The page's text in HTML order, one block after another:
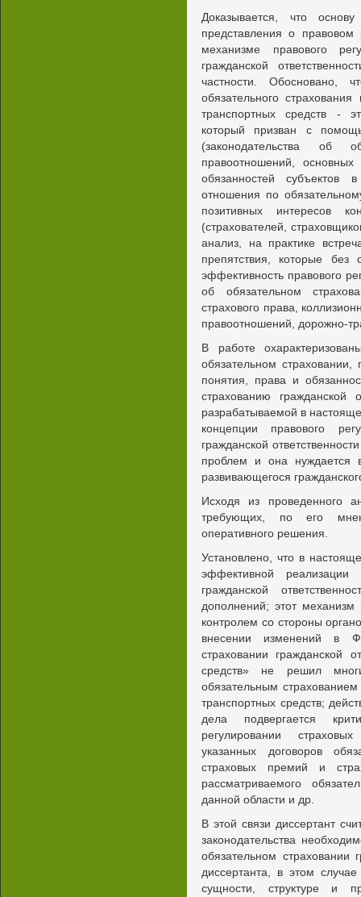
Доказывается, что
представления о
механизме правового
гражданской
частности. Обосновано,
обязательного страхования
транспортных средств -
который призван с
(законодательства об
правоотношений,
обязанностей
отношения по
позитивных интересов
(страхователей,
анализ, на практике
препятствия, которые без
эффективность правового
об обязательном
страхового права,
правоотношений, дорожно-
В работе
обязательном
понятия, права и
страхованию гражданской
разрабатываемой в
концепции правового
гражданской
проблем и она нуждается
развивающегося
Исходя из проведенного
требующих, по его
оперативного решения.
Установлено, что в
эффективной реализации
гражданской
дополнений; этот
контролем со стороны
внесении изменений в
страховании гражданской
средств» не решил
обязательным страхованием
транспортных средств;
дела подвергается
регулировании
указанных договоров
страховых премий и
рассматриваемого
данной области и др.
В этой связи диссертант
законодательства
обязательном страховании
диссертанта, в этом
сущности, структуре и